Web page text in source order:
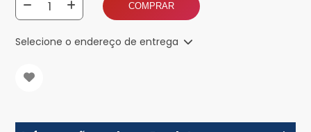
COMPRAR
Selecione o endereço de entrega